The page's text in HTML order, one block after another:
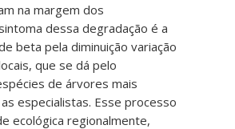
na margem dos
dessa degradação é a
beta pela diminuição variação
que se dá pelo
de árvores mais
especialistas. Esse processo
ecológica regionalmente,